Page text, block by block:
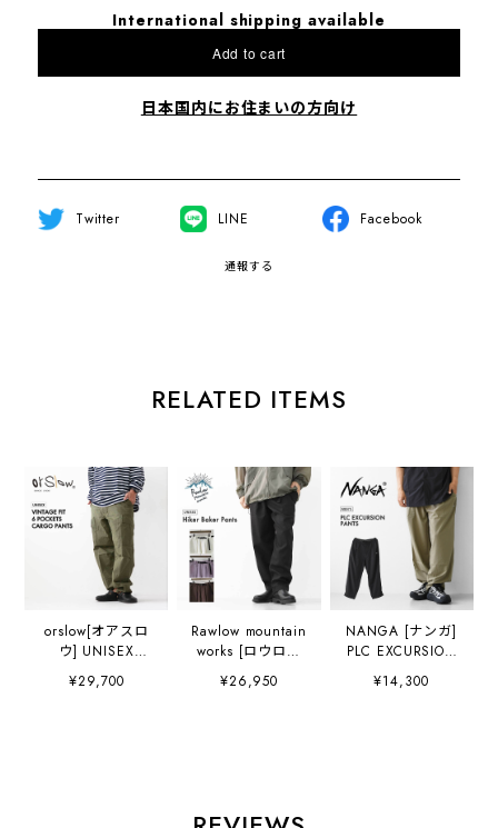
International shipping available
Add to cart
日本国内にお住まいの方向け
Twitter LINE Facebook
通報する
RELATED ITEMS
orslow[オアスロ
ウ] UNISEX
VINTAGE FIT 6
POCKETS CARGO
¥29,700
Rawlow mountain
works [ロウロウ
マウンテン ワーク
ス] Hiker Baker
ンシルエット・ミ
¥26,950
NANGA [ナンガ]
PLC EXCURSION
PANTS [N2500-
1D404A] PLC エ
¥14,300